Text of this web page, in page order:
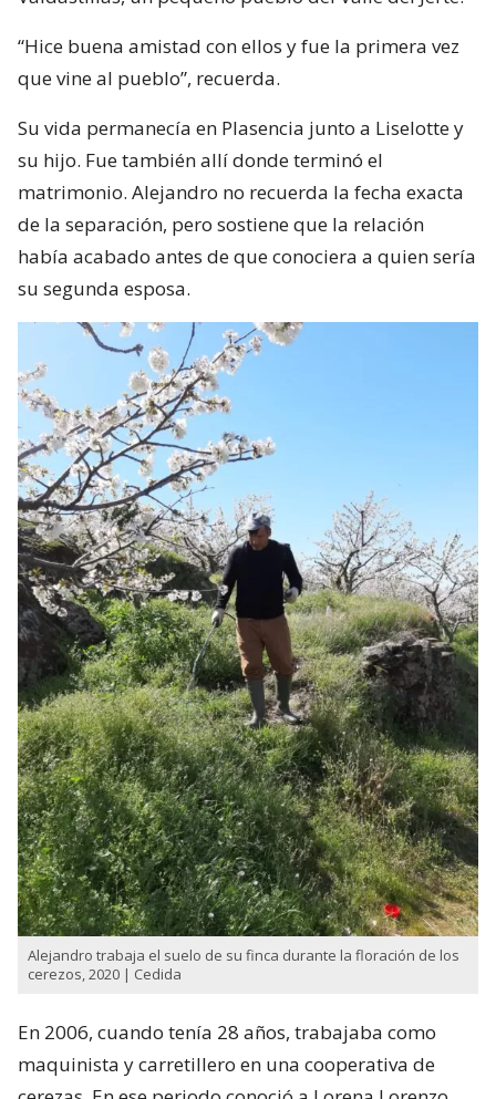
“Hice buena amistad con ellos y fue la primera vez
que vine al pueblo”, recuerda.
Su vida permanecía en Plasencia junto a Liselotte y
su hijo. Fue también allí donde terminó el
matrimonio. Alejandro no recuerda la fecha exacta
de la separación, pero sostiene que la relación
había acabado antes de que conociera a quien sería
su segunda esposa.
Alejandro trabaja el suelo de su finca durante la floración de los
cerezos, 2020 | Cedida
En 2006, cuando tenía 28 años, trabajaba como
maquinista y carretillero en una cooperativa de